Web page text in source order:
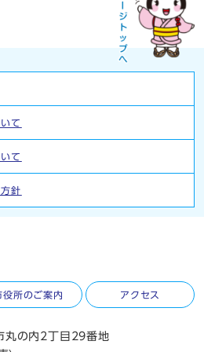
て
て
針
役所のご案内 アクセス
の内2丁目29番地